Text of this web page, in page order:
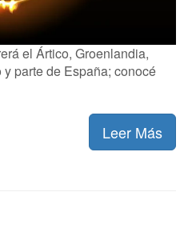
el Ártico, Groenlandia,
parte de España; conocé
Leer Más